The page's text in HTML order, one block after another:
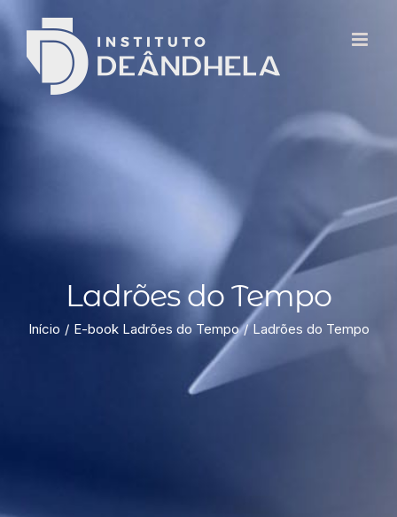
Ladrões do Tempo
Início E-book Ladrões do Tempo Ladrões do Tempo